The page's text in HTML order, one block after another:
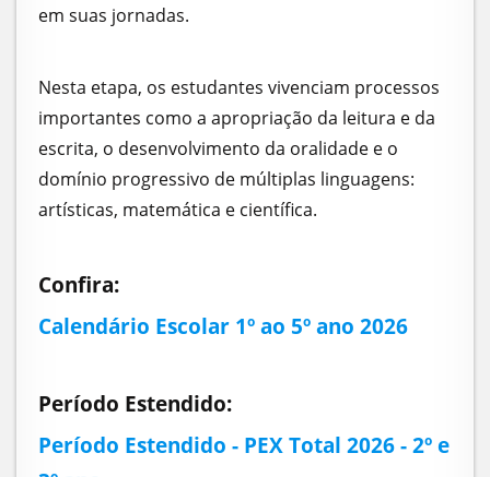
em suas jornadas.
Nesta etapa, os estudantes vivenciam processos
importantes como a apropriação da leitura e da
escrita, o desenvolvimento da oralidade e o
domínio progressivo de múltiplas linguagens:
artísticas, matemática e científica.
Confira:
Calendário Escolar 1º ao 5º ano 2026
Período Estendido:
Período Estendido - PEX Total 2026 - 2º e